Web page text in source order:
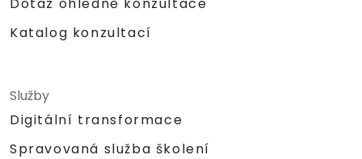
Katalog konzultací
Služby
Digitální transformace
Spravovaná služba školení